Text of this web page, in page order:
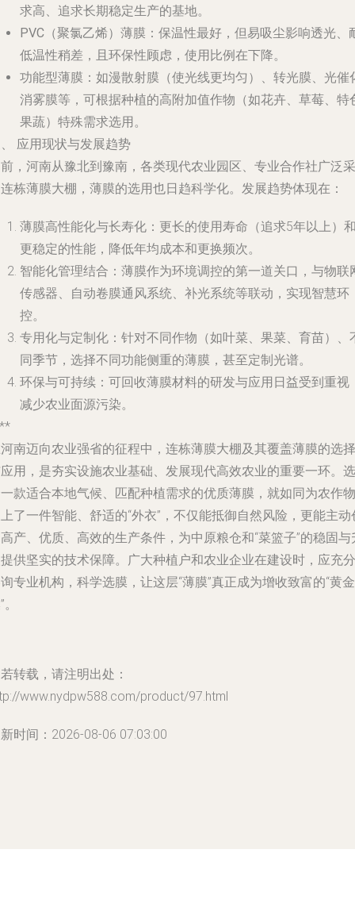
求高、追求长期稳定生产的基地。
PVC（聚氯乙烯）薄膜 ：保温性最好，但易吸尘影响透光、
低温性稍差，且环保性顾虑，使用比例在下降。
功能型薄膜 ：如漫散射膜（使光线更均匀）、转光膜、光催
消雾膜等，可根据种植的高附加值作物（如花卉、草莓、特
果蔬）特殊需求选用。
应用现状与发展趋势
，河南从豫北到豫南，各类现代农业园区、专业合作社广泛采
栋薄膜大棚，薄膜的选用也日趋科学化。发展趋势体现在：
薄膜高性能化与长寿化 ：更长的使用寿命（追求5年以上）
更稳定的性能，降低年均成本和更换频次。
智能化管理结合 ：薄膜作为环境调控的第一道关口，与物联
传感器、自动卷膜通风系统、补光系统等联动，实现智慧环
控。
专用化与定制化 ：针对不同作物（如叶菜、果菜、育苗）、
同季节，选择不同功能侧重的薄膜，甚至定制光谱。
环保与可持续 ：可回收薄膜材料的研发与应用日益受到重视
减少农业面源污染。
南迈向农业强省的征程中，连栋薄膜大棚及其覆盖薄膜的选择
用，是夯实设施农业基础、发展现代高效农业的重要一环。选
款适合本地气候、匹配种植需求的优质薄膜，就如同为农作物
了一件智能、舒适的“外衣”，不仅能抵御自然风险，更能主动
产、优质、高效的生产条件，为中原粮仓和“菜篮子”的稳固与
供坚实的技术保障。广大种植户和农业企业在建设时，应充分
专业机构，科学选膜，让这层“薄膜”真正成为增收致富的“黄金
转载，请注明出处：
www.nydpw588.com/product/97.html
时间：2026-08-06 07:03:00